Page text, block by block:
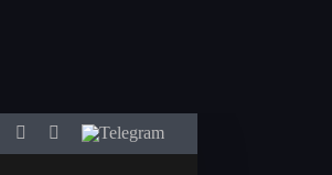
Facebook
TwitterYouTube
Telegram